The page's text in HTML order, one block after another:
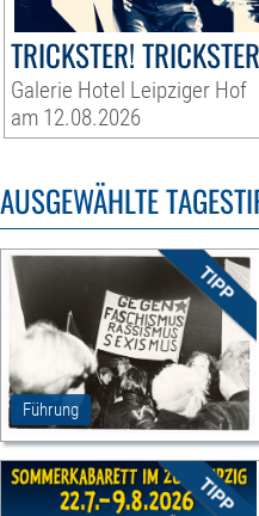
TRICKSTER!
Galerie Hotel Leipziger Hof
am 12.08.2026
AUSGEWÄHLTE
Führung